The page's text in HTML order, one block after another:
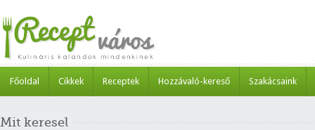
Főoldal Cikkek Receptek Hozzávaló-kereső Szakácsaink
Mit keresel